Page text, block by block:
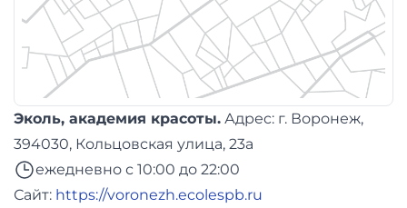
Эколь, академия красоты. Адреc: г. Воронеж,
394030, Кольцовская улица, 23а
ежедневно с 10:00 до 22:00
Сайт: https://voronezh.ecolespb.ru